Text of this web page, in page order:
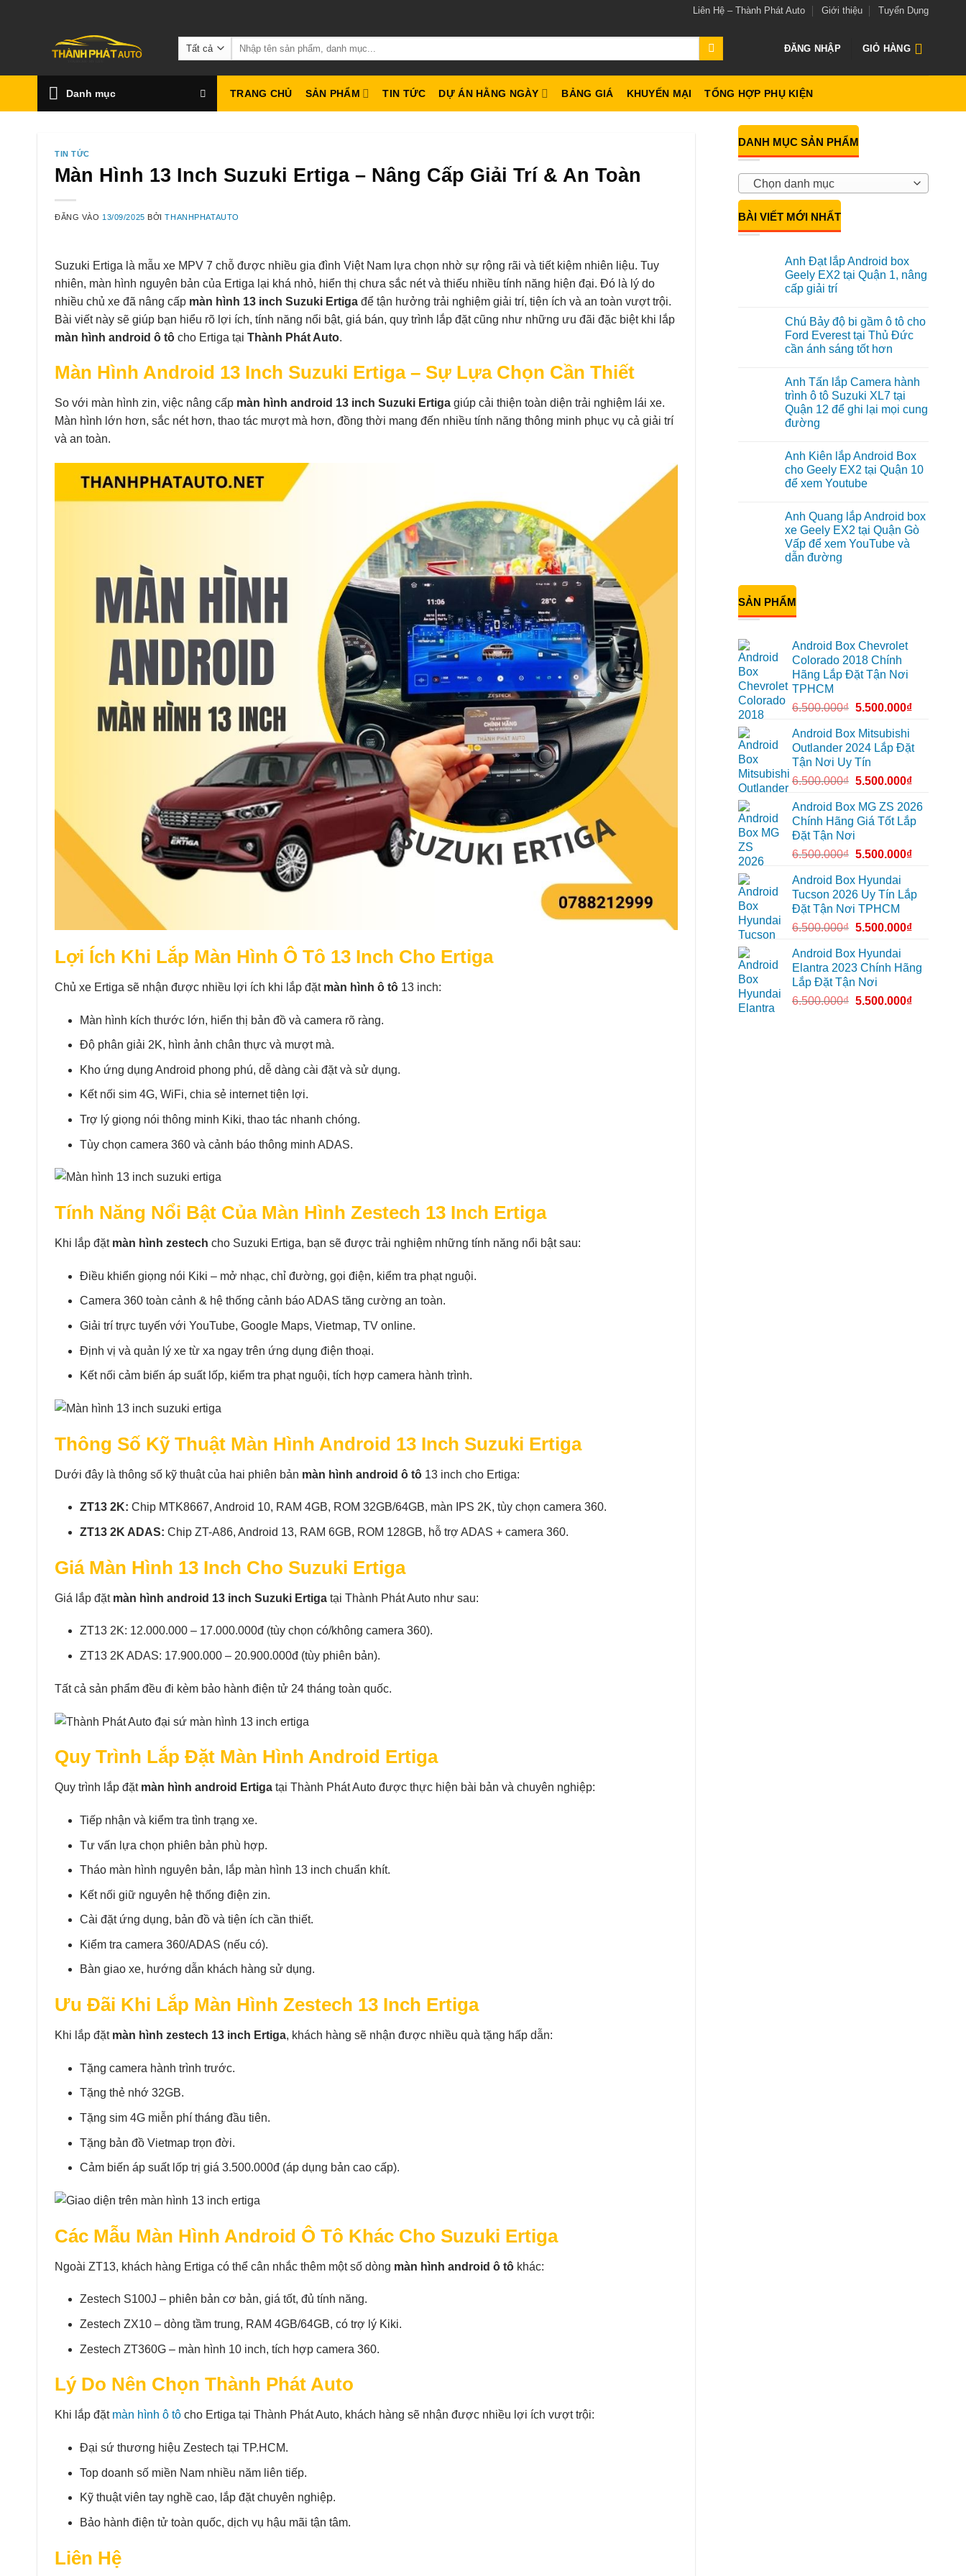
Liên Hệ – Thành Phát Auto Giới thiệu Tuyển Dụng
Tìm
kiếm:
ĐĂNG NHẬP GIỎ HÀNG
Danh mục TRANG CHỦ SẢN PHẨM TIN TỨC DỰ ÁN HẰNG NGÀY BẢNG GIÁ KHUYẾN MẠI TỔNG HỢP PHỤ KIỆN
TIN TỨC
Màn Hình 13 Inch Suzuki Ertiga – Nâng Cấp Giải Trí & An Toàn
ĐĂNG VÀO 13/09/2025 BỞITHANHPHATAUTO
Suzuki Ertiga là mẫu xe MPV 7 chỗ được nhiều gia đình Việt Nam lựa chọn nhờ sự rộng rãi và tiết kiệm nhiên liệu. Tuy
nhiên, màn hình nguyên bản của Ertiga lại khá nhỏ, hiển thị chưa sắc nét và thiếu nhiều tính năng hiện đại. Đó là lý do
nhiều chủ xe đã nâng cấp màn hình 13 inch Suzuki Ertiga để tận hưởng trải nghiệm giải trí, tiện ích và an toàn vượt trội.
Bài viết này sẽ giúp bạn hiểu rõ lợi ích, tính năng nổi bật, giá bán, quy trình lắp đặt cũng như những ưu đãi đặc biệt khi lắp
màn hình android ô tô cho Ertiga tại Thành Phát Auto.
Màn Hình Android 13 Inch Suzuki Ertiga – Sự Lựa Chọn Cần Thiết
So với màn hình zin, việc nâng cấp màn hình android 13 inch Suzuki Ertiga giúp cải thiện toàn diện trải nghiệm lái xe.
Màn hình lớn hơn, sắc nét hơn, thao tác mượt mà hơn, đồng thời mang đến nhiều tính năng thông minh phục vụ cả giải trí
và an toàn.
Lợi Ích Khi Lắp Màn Hình Ô Tô 13 Inch Cho Ertiga
Chủ xe Ertiga sẽ nhận được nhiều lợi ích khi lắp đặt màn hình ô tô 13 inch:
Màn hình kích thước lớn, hiển thị bản đồ và camera rõ ràng.
Độ phân giải 2K, hình ảnh chân thực và mượt mà.
Kho ứng dụng Android phong phú, dễ dàng cài đặt và sử dụng.
Kết nối sim 4G, WiFi, chia sẻ internet tiện lợi.
Trợ lý giọng nói thông minh Kiki, thao tác nhanh chóng.
Tùy chọn camera 360 và cảnh báo thông minh ADAS.
Tính Năng Nổi Bật Của Màn Hình Zestech 13 Inch Ertiga
Khi lắp đặt màn hình zestech cho Suzuki Ertiga, bạn sẽ được trải nghiệm những tính năng nổi bật sau:
Điều khiển giọng nói Kiki – mở nhạc, chỉ đường, gọi điện, kiểm tra phạt nguội.
Camera 360 toàn cảnh & hệ thống cảnh báo ADAS tăng cường an toàn.
Giải trí trực tuyến với YouTube, Google Maps, Vietmap, TV online.
Định vị và quản lý xe từ xa ngay trên ứng dụng điện thoại.
Kết nối cảm biến áp suất lốp, kiểm tra phạt nguội, tích hợp camera hành trình.
Thông Số Kỹ Thuật Màn Hình Android 13 Inch Suzuki Ertiga
Dưới đây là thông số kỹ thuật của hai phiên bản màn hình android ô tô 13 inch cho Ertiga:
ZT13 2K: Chip MTK8667, Android 10, RAM 4GB, ROM 32GB/64GB, màn IPS 2K, tùy chọn camera 360.
ZT13 2K ADAS: Chip ZT-A86, Android 13, RAM 6GB, ROM 128GB, hỗ trợ ADAS + camera 360.
Giá Màn Hình 13 Inch Cho Suzuki Ertiga
Giá lắp đặt màn hình android 13 inch Suzuki Ertiga tại Thành Phát Auto như sau:
ZT13 2K: 12.000.000 – 17.000.000đ (tùy chọn có/không camera 360).
ZT13 2K ADAS: 17.900.000 – 20.900.000đ (tùy phiên bản).
Tất cả sản phẩm đều đi kèm bảo hành điện tử 24 tháng toàn quốc.
Quy Trình Lắp Đặt Màn Hình Android Ertiga
Quy trình lắp đặt màn hình android Ertiga tại Thành Phát Auto được thực hiện bài bản và chuyên nghiệp:
Tiếp nhận và kiểm tra tình trạng xe.
Tư vấn lựa chọn phiên bản phù hợp.
Tháo màn hình nguyên bản, lắp màn hình 13 inch chuẩn khít.
Kết nối giữ nguyên hệ thống điện zin.
Cài đặt ứng dụng, bản đồ và tiện ích cần thiết.
Kiểm tra camera 360/ADAS (nếu có).
Bàn giao xe, hướng dẫn khách hàng sử dụng.
Ưu Đãi Khi Lắp Màn Hình Zestech 13 Inch Ertiga
Khi lắp đặt màn hình zestech 13 inch Ertiga, khách hàng sẽ nhận được nhiều quà tặng hấp dẫn:
Tặng camera hành trình trước.
Tặng thẻ nhớ 32GB.
Tặng sim 4G miễn phí tháng đầu tiên.
Tặng bản đồ Vietmap trọn đời.
Cảm biến áp suất lốp trị giá 3.500.000đ (áp dụng bản cao cấp).
Các Mẫu Màn Hình Android Ô Tô Khác Cho Suzuki Ertiga
Ngoài ZT13, khách hàng Ertiga có thể cân nhắc thêm một số dòng màn hình android ô tô khác:
Zestech S100J – phiên bản cơ bản, giá tốt, đủ tính năng.
Zestech ZX10 – dòng tầm trung, RAM 4GB/64GB, có trợ lý Kiki.
Zestech ZT360G – màn hình 10 inch, tích hợp camera 360.
Lý Do Nên Chọn Thành Phát Auto
Khi lắp đặt màn hình ô tô cho Ertiga tại Thành Phát Auto, khách hàng sẽ nhận được nhiều lợi ích vượt trội:
Đại sứ thương hiệu Zestech tại TP.HCM.
Top doanh số miền Nam nhiều năm liên tiếp.
Kỹ thuật viên tay nghề cao, lắp đặt chuyên nghiệp.
Bảo hành điện tử toàn quốc, dịch vụ hậu mãi tận tâm.
Liên Hệ
DANH MỤC SẢN PHẨM
Chọn danh mục
BÀI VIẾT MỚI NHẤT
Anh Đạt lắp Android box
Geely EX2 tại Quận 1, nâng
cấp giải trí
bình
luận
ở
Anh
Android
box
Geely
EX2
tại
Quận
cấp
giải
trí
Chú Bảy độ bi gầm ô tô cho
Ford Everest tại Thủ Đức
cần ánh sáng tốt hơn
bình
luận
ở
Chú
Bảy
độ
ô
tô
cho
Ford
Thủ
Đức
cần
ánh
sáng
tốt
Anh Tấn lắp Camera hành
trình ô tô Suzuki XL7 tại
Quận 12 để ghi lại mọi cung
đường
bình
luận
ở
Anh
Camera
hành
trình
ô
tô
Suzuki
Quận
12
để
ghi
cung
đường
Anh Kiên lắp Android Box
cho Geely EX2 tại Quận 10
để xem Youtube
bình
luận
ở
Anh
Kiên
lắp
cho
Geely
tại
xem
Youtube
Anh Quang lắp Android box
xe Geely EX2 tại Quận Gò
Vấp để xem YouTube và
dẫn đường
bình
luận
ở
Anh
Android
box
Geely
EX2
tại
Quận
Gò
xem
YouTube
dẫn
đường
SẢN PHẨM
Android Box Chevrolet
Colorado 2018 Chính
Hãng Lắp Đặt Tận Nơi
TPHCM
6.500.000₫ 5.500.000₫
Android Box Mitsubishi
Outlander 2024 Lắp Đặt
Tận Nơi Uy Tín
6.500.000₫ 5.500.000₫
Android Box MG ZS 2026
Chính Hãng Giá Tốt Lắp
Đặt Tận Nơi
6.500.000₫ 5.500.000₫
Android Box Hyundai
Tucson 2026 Uy Tín Lắp
Đặt Tận Nơi TPHCM
6.500.000₫ 5.500.000₫
Android Box Hyundai
Elantra 2023 Chính Hãng
Lắp Đặt Tận Nơi
6.500.000₫ 5.500.000₫